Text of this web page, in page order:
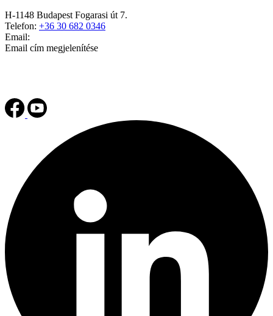
H-1148 Budapest Fogarasi út 7.
Telefon: +36 30 682 0346
Email:
Email cím megjelenítése